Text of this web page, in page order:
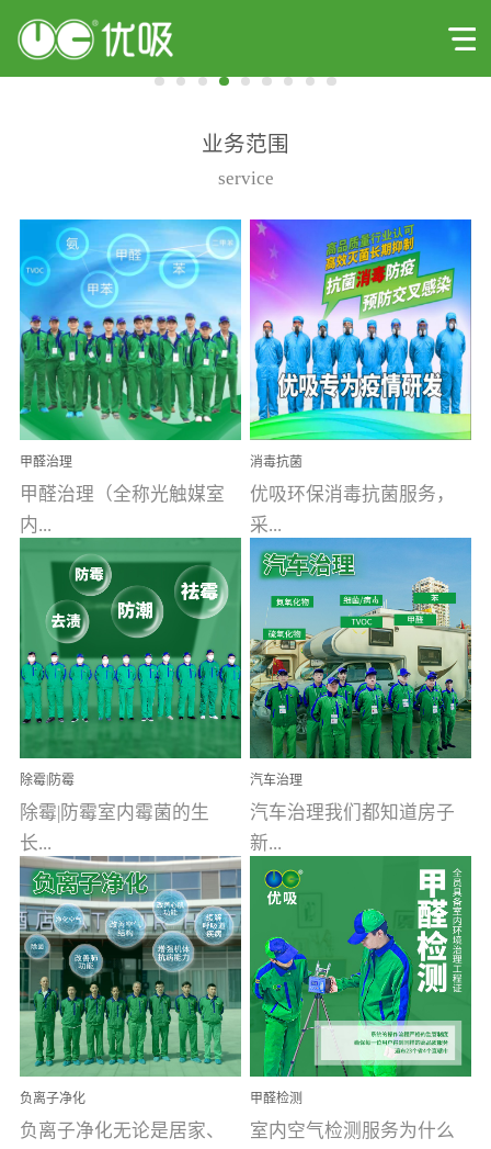
业务范围
service
甲醛治理
甲醛治理（全称光触媒室
内...
空气污染净化治理）工业
文明的进步，创造了多姿
多彩的家居产品和生活情
调，但也带来了以甲醛为
首的室内...
消毒抗菌
优吸环保消毒抗菌服务，
采...
用行业公认奥维牌消毒
液，具备杀死人体冠状病
毒的功效，杀菌率
99.99%。相对于传统消毒
液来说，无...
除霉|防霉
除霉|防霉室内霉菌的生
长...
受温度、湿度、基质养
分、通风四个条件影响，
温暖潮湿、营养物质多、
通风缓慢的空间最易滋生
大量霉菌的...
汽车治理
汽车治理我们都知道房子
新...
装修完会有甲醛，其实汽
车的甲醛超标问题更为严
重。汽车的空间范围小，
配件、皮具、装饰多，这
些都是汽...
负离子净化
负离子净化无论是居家、
甲醛检测
室内空气检测服务为什么